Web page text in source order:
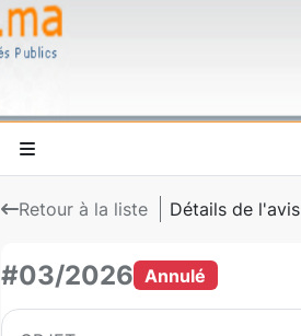
Retour à la liste Détails de
#03/2026 Annulé